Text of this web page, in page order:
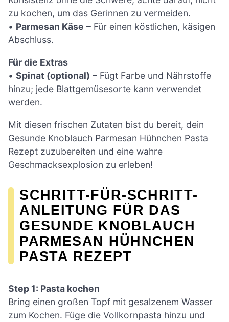
zu kochen, um das Gerinnen zu vermeiden.
• Parmesan Käse – Für einen köstlichen, käsigen
Abschluss.
Für die Extras
• Spinat (optional) – Fügt Farbe und Nährstoffe
hinzu; jede Blattgemüsesorte kann verwendet
werden.
Mit diesen frischen Zutaten bist du bereit, dein
Gesunde Knoblauch Parmesan Hühnchen Pasta
Rezept zuzubereiten und eine wahre
Geschmacksexplosion zu erleben!
SCHRITT-FÜR-SCHRITT-
ANLEITUNG FÜR DAS
GESUNDE KNOBLAUCH
PARMESAN HÜHNCHEN
PASTA REZEPT
Step 1: Pasta kochen
Bring einen großen Topf mit gesalzenem Wasser
zum Kochen. Füge die Vollkornpasta hinzu und